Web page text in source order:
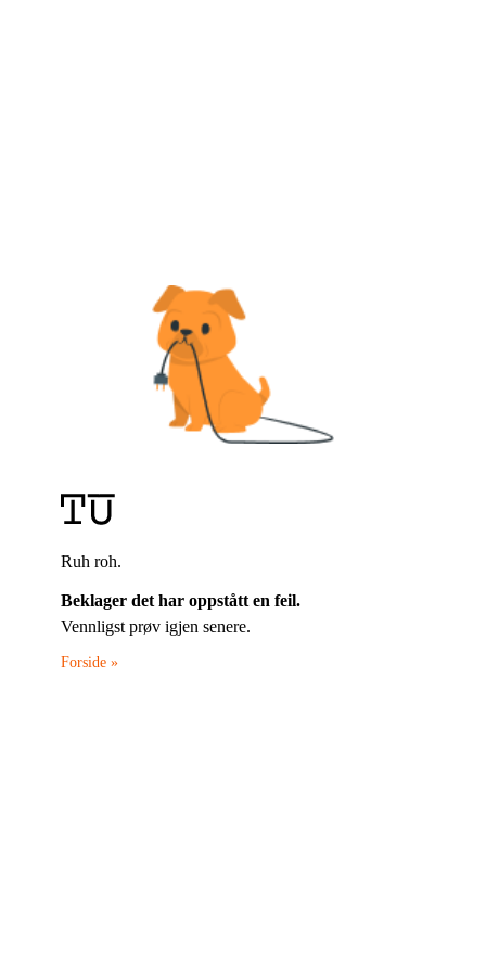
Ruh roh.
Beklager det har oppstått en feil.
Vennligst prøv igjen senere.
Forside »